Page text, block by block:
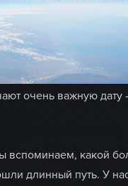
очень важную
какой
длинный путь. У